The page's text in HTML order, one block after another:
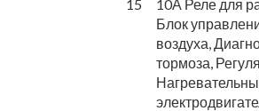
15
10А Реле для
Блок
воздуха,
тормоза,